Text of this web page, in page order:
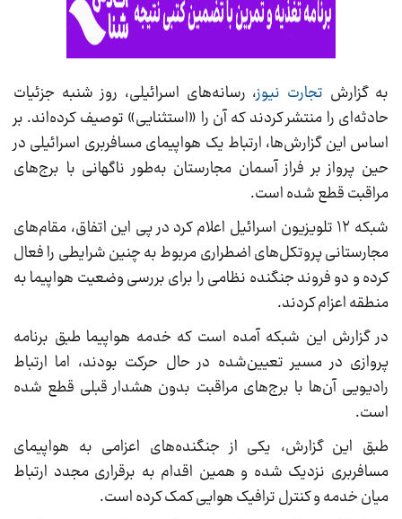
به گزارش تجارت نیوز، رسانه‌های اسرائیلی، روز شنبه جزئیات
حادثه‌ای را منتشر کردند که آن را «استثنایی» توصیف کرده‌اند. بر
اساس این گزارش‌ها، ارتباط یک هواپیمای مسافربری اسرائیلی در
حین پرواز بر فراز آسمان مجارستان به‌طور ناگهانی با برج‌های
مراقبت قطع شده است.
شبکه ۱۲ تلویزیون اسرائیل اعلام کرد در پی این اتفاق، مقام‌های
مجارستانی پروتکل‌های اضطراری مربوط به چنین شرایطی را فعال
کرده و دو فروند جنگنده نظامی را برای بررسی وضعیت هواپیما به
منطقه اعزام کردند.
در گزارش این شبکه آمده است که خدمه هواپیما طبق برنامه
پروازی در مسیر تعیین‌شده در حال حرکت بودند، اما ارتباط
رادیویی آن‌ها با برج‌های مراقبت بدون هشدار قبلی قطع شده
است.
طبق این گزارش، یکی از جنگنده‌های اعزامی به هواپیمای
مسافربری نزدیک شده و همین اقدام به برقراری مجدد ارتباط
میان خدمه و کنترل ترافیک هوایی کمک کرده است.